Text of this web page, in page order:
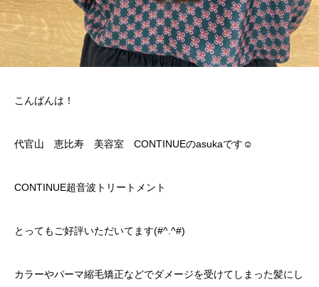
こんばんは！
代官山 恵比寿 美容室 CONTINUEのasukaです☺︎
CONTINUE超音波トリートメント
とってもご好評いただいてます(#^.^#)
カラーやパーマ縮毛矯正などでダメージを受けてしまった髪にし